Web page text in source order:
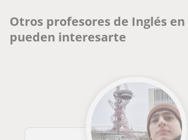
Otros profesores de Inglés
pueden interesarte